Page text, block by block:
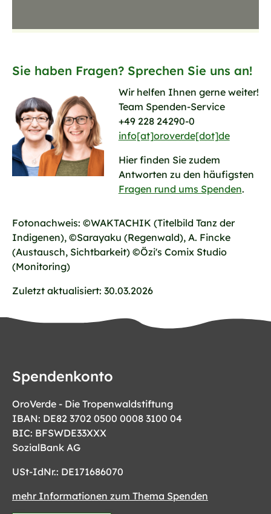
Sie haben Fragen? Sprechen Sie uns an!
Wir helfen Ihnen gerne weiter!
Team Spenden-Service
+49 228 24290-0
info[at]oroverde[dot]de
Hier finden Sie zudem
Antworten zu den häufigsten
Fragen rund ums Spenden.
Fotonachweis: ©WAKTACHIK (Titelbild Tanz der
Indigenen), ©Sarayaku (Regenwald), A. Fincke
(Austausch, Sichtbarkeit) ©Özi's Comix Studio
(Monitoring)
Zuletzt aktualisiert: 30.03.2026
Spendenkonto
OroVerde - Die Tropenwaldstiftung
IBAN: DE82 3702 0500 0008 3100 04
BIC: BFSWDE33XXX
SozialBank AG
USt-IdNr.: DE171686070
mehr Informationen zum Thema Spenden